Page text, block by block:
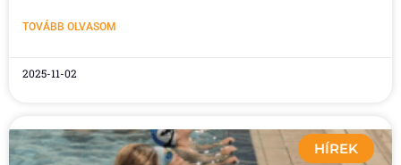
TOVÁBB OLVASOM
2025-11-02
HÍREK